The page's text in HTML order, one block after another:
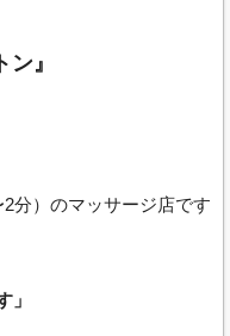
』
分）のマッサージ店です
」